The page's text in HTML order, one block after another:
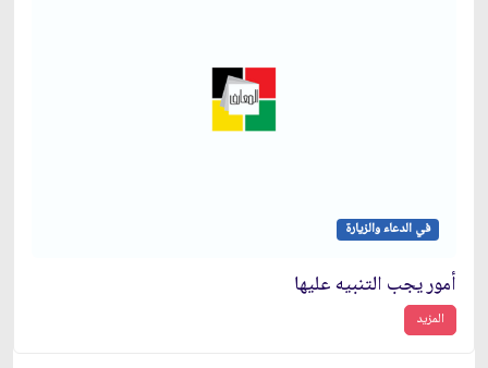
في الدعاء والزيارة
أمور يجب التنبيه عليها
المزيد